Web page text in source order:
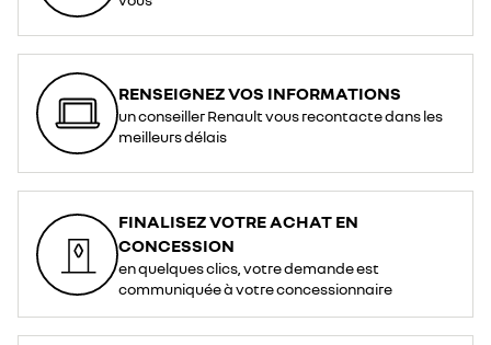
RENSEIGNEZ VOS INFORMATIONS
un conseiller Renault vous recontacte dans les
meilleurs délais
FINALISEZ VOTRE ACHAT EN
CONCESSION
en quelques clics, votre demande est
communiquée à votre concessionnaire